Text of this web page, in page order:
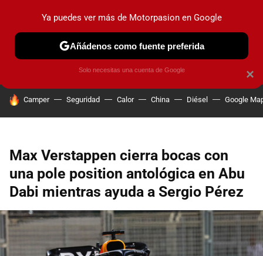
PRUEBAS COCHES ELÉCTRICOS OBSERVATORIO
HOY SE HABLA DE
Camper Seguridad Calor China Diésel Google
Max Verstappen cierra bocas con
una pole position antológica en Abu
Dabi mientras ayuda a Sergio Pérez
×
Ya puedes ver más de Motorpasion en Google
Añádenos como fuente preferida
Solo necesitas una cuenta de Google